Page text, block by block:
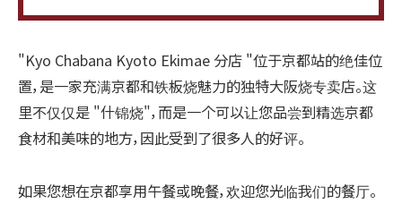
"Kyo Chabana Kyoto Ekimae 分店 "位于京都站的绝佳位
置，是一家充满京都和铁板烧魅力的独特大阪烧专卖店。这
里不仅仅是 "什锦烧"，而是一个可以让您品尝到精选京都
食材和美味的地方，因此受到了很多人的好评。
如果您想在京都享用午餐或晚餐，欢迎您光临我们的餐厅。